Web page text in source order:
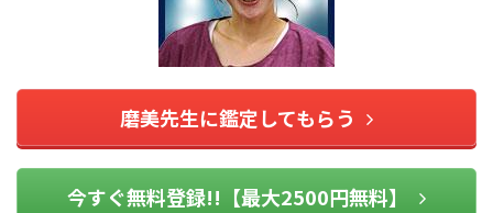
磨美先生に鑑定してもらう
今すぐ無料登録!!【最大2500円無料】